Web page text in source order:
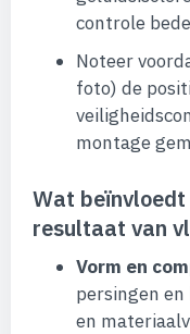
controle
Noteer
foto) de
montage
Wat
resultaat van
Vorm en
persingen
en